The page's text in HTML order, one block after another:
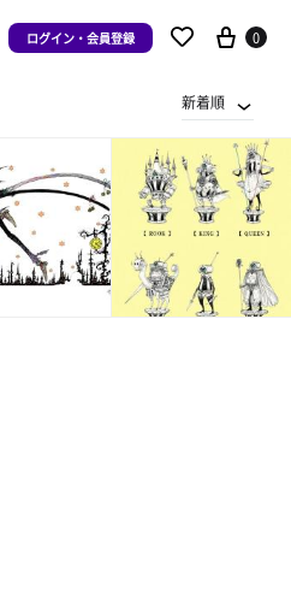
ログイン・会員登録 0
新着順